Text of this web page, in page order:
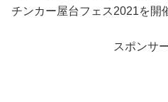
チンカー屋台フェス2021を開
スポンサ